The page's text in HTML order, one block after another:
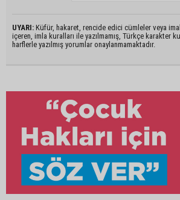
UYARI: Küfür, hakaret, rencide edici cümleler veya
içeren, imla kuralları ile yazılmamış, Türkçe karakter
harflerle yazılmış yorumlar onaylanmamaktadır.